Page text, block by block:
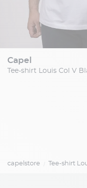
capel
capelstore Tee-shirt